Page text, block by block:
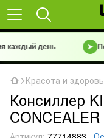
день
Красота и
Консиллер